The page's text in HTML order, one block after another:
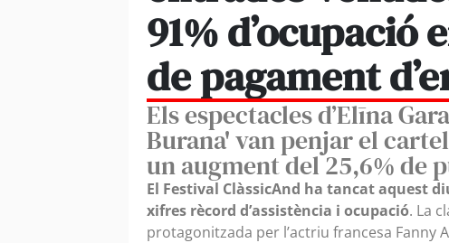
91% d’ocupació
de pagament
Els espectacles d’Elīna
Burana' van penjar el
un augment del 25,6% de
El Festival ClàssicAnd ha tancat aquest
xifres rècord d’assistència i ocupació. La
protagonitzada per l’actriu francesa Fanny